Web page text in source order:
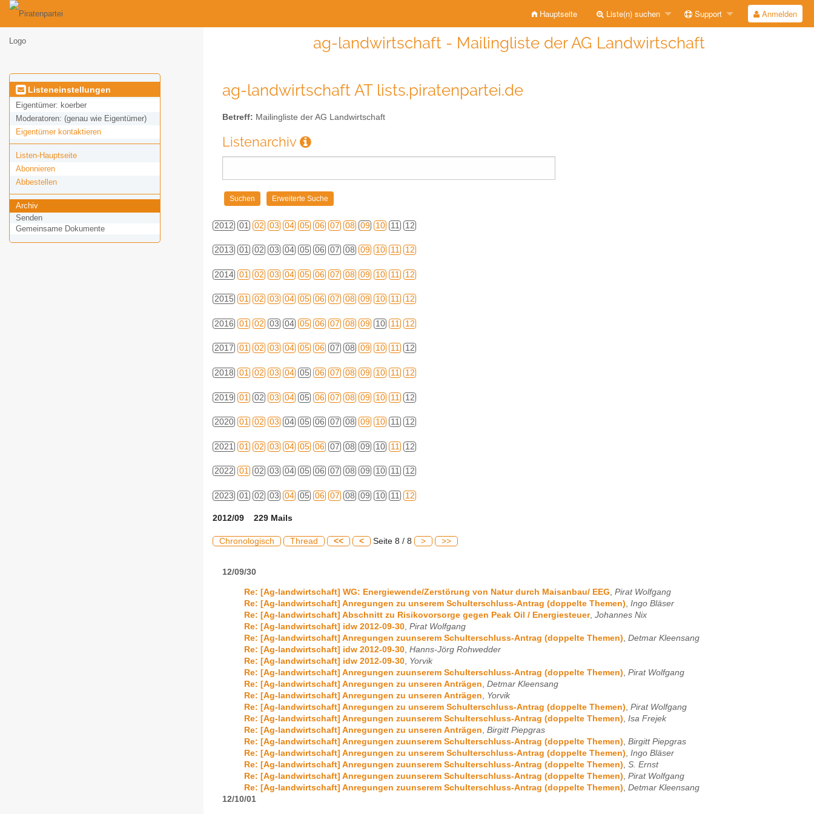
Hauptseite Liste(n) suchen Support Anmelden
ag-landwirtschaft - Mailingliste der AG Landwirtschaft
Listeneinstellungen
Eigentümer: koerber
Moderatoren: (genau wie Eigentümer)
Eigentümer kontaktieren
Listen-Hauptseite
Abonnieren
Abbestellen
Archiv
Senden
Gemeinsame Dokumente
ag-landwirtschaft AT lists.piratenpartei.de
Betreff: Mailingliste der AG Landwirtschaft
Listenarchiv
2012 01 02 03 04 05 06 07 08 09 10 11 12
2013 01 02 03 04 05 06 07 08 09 10 11 12
2014 01 02 03 04 05 06 07 08 09 10 11 12
2015 01 02 03 04 05 06 07 08 09 10 11 12
2016 01 02 03 04 05 06 07 08 09 10 11 12
2017 01 02 03 04 05 06 07 08 09 10 11 12
2018 01 02 03 04 05 06 07 08 09 10 11 12
2019 01 02 03 04 05 06 07 08 09 10 11 12
2020 01 02 03 04 05 06 07 08 09 10 11 12
2021 01 02 03 04 05 06 07 08 09 10 11 12
2022 01 02 03 04 05 06 07 08 09 10 11 12
2023 01 02 03 04 05 06 07 08 09 10 11 12
2012/09 229 Mails
Chronologisch Thread << < Seite 8 / 8 > >>
12/09/30
Re: [Ag-landwirtschaft] WG: Energiewende/Zerstörung von Natur durch Maisanbau/ EEG Pirat Wolfgang
Re: [Ag-landwirtschaft] Anregungen zu unserem Schulterschluss-Antrag (doppelte Themen) Ingo Bläser
Re: [Ag-landwirtschaft] Abschnitt zu Risikovorsorge gegen Peak Oil / Energiesteuer, Johannes Nix
Re: [Ag-landwirtschaft] idw 2012-09-30 Pirat Wolfgang
Re: [Ag-landwirtschaft] Anregungen zuunserem Schulterschluss-Antrag (doppelte Themen) Detmar Kleensang
Re: [Ag-landwirtschaft] idw 2012-09-30 Hanns-Jörg Rohwedder
Re: [Ag-landwirtschaft] idw 2012-09-30 Yorvik
Re: [Ag-landwirtschaft] Anregungen zuunserem Schulterschluss-Antrag (doppelte Themen) Pirat Wolfgang
Re: [Ag-landwirtschaft] Anregungen zu unseren Anträgen Detmar Kleensang
Re: [Ag-landwirtschaft] Anregungen zu unseren Anträgen
Yorvik
Re: [Ag-landwirtschaft] Anregungen zu unserem Schulterschluss-Antrag (doppelte Themen) Pirat Wolfgang
Re: [Ag-landwirtschaft] Anregungen zuunserem Schulterschluss-Antrag (doppelte Themen) Isa Frejek
Re: [Ag-landwirtschaft] Anregungen zu unseren Anträgen Birgitt Piepgras
Re: [Ag-landwirtschaft] Anregungen zuunserem Schulterschluss-Antrag (doppelte Themen) Birgitt Piepgras
Re: [Ag-landwirtschaft] Anregungen zu unserem Schulterschluss-Antrag (doppelte Themen) Ingo Bläser
Re: [Ag-landwirtschaft] Anregungen zuunserem Schulterschluss-Antrag (doppelte Themen) S. Ernst
Re: [Ag-landwirtschaft] Anregungen zuunserem Schulterschluss-Antrag (doppelte Themen) Pirat Wolfgang
Re: [Ag-landwirtschaft] Anregungen zuunserem Schulterschluss-Antrag (doppelte Themen) Detmar Kleensang
12/10/01